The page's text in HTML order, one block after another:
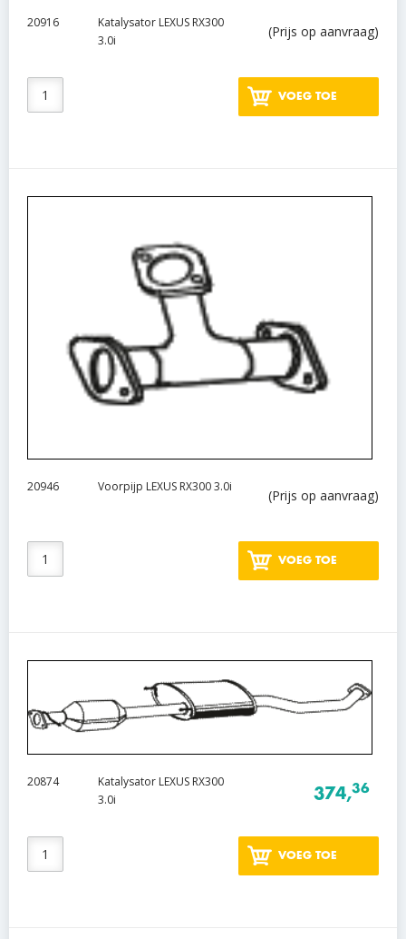
20916
Katalysator LEXUS RX300
3.0i
(Prijs op aanvraag)
VOEG TOE
20946 Voorpijp LEXUS RX300 3.0i
(Prijs op aanvraag)
VOEG TOE
20874
Katalysator LEXUS RX300
3.0i
374,36
VOEG TOE